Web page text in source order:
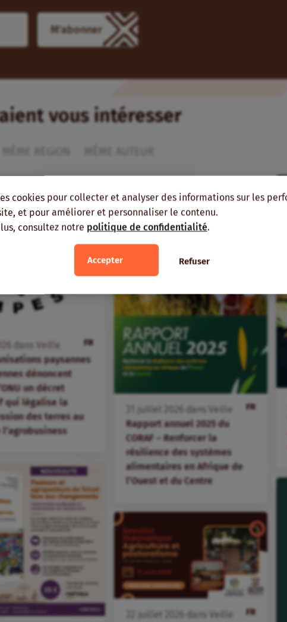
cookies pour collecter et analyser des informations sur les
et pour améliorer et personnaliser le contenu.
consultez notre politique de confidentialité.
Accepter Refuser
M'abonner
vous intéresser
FR
dans Veille
paysannes
dénoncent
un décret
qui légalise la
des terres au
FR
juillet dans
Veille
Rapport annuel 2025 du
CORAF – Renforcer la
résilience des systèmes
alimentaires en Afrique de
l’Ouest et du Centre
FR
juillet dans
Veille